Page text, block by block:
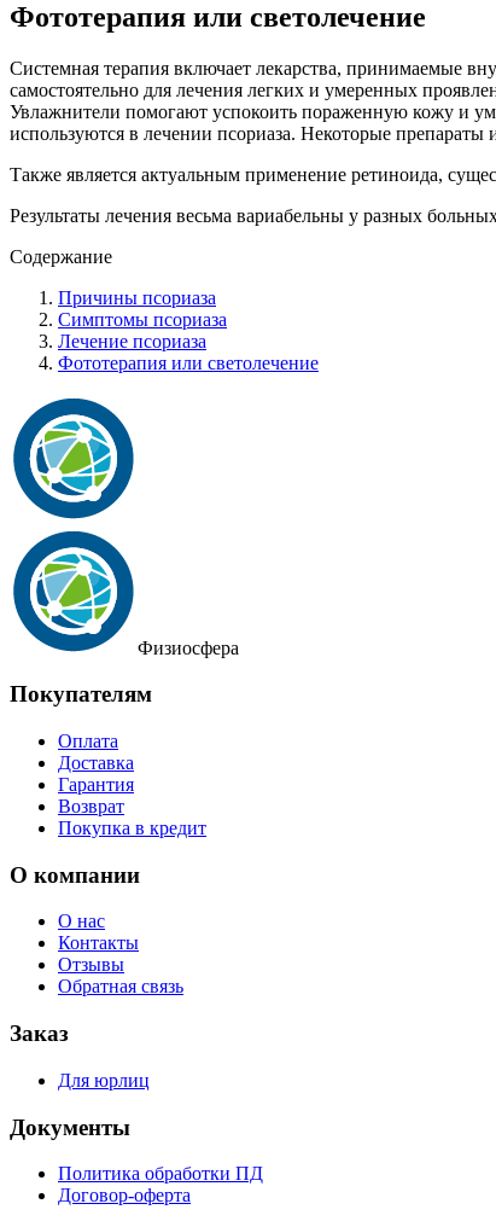
Фототерапия или светолечение
Системная терапия включает лекарства, принимаемые
самостоятельно для лечения легких и умеренных
Увлажнители помогают успокоить пораженную кожу и
используются в лечении псориаза. Некоторые
Также является актуальным применение ретиноида,
Результаты лечения весьма вариабельны у разных
Содержание
Причины псориаза
Симптомы псориаза
Лечение псориаза
Фототерапия или светолечение
Физиосфера
Покупателям
Оплата
Доставка
Гарантия
Возврат
Покупка в кредит
О компании
О нас
Контакты
Отзывы
Обратная связь
Заказ
Для юрлиц
Документы
Политика обработки ПД
Договор-оферта